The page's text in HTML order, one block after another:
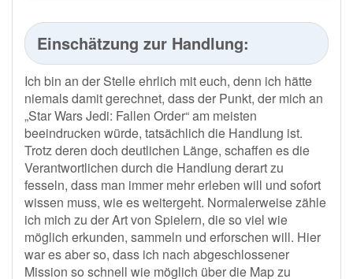
Einschätzung zur Handlung:
Ich bin an der Stelle ehrlich mit euch, denn ich hätte
niemals damit gerechnet, dass der Punkt, der mich an
„Star Wars Jedi: Fallen Order“ am meisten
beeindrucken würde, tatsächlich die Handlung ist.
Trotz deren doch deutlichen Länge, schaffen es die
Verantwortlichen durch die Handlung derart zu
fesseln, dass man immer mehr erleben will und sofort
wissen muss, wie es weitergeht. Normalerweise zähle
ich mich zu der Art von Spielern, die so viel wie
möglich erkunden, sammeln und erforschen will. Hier
war es aber so, dass ich nach abgeschlossener
Mission so schnell wie möglich über die Map zu